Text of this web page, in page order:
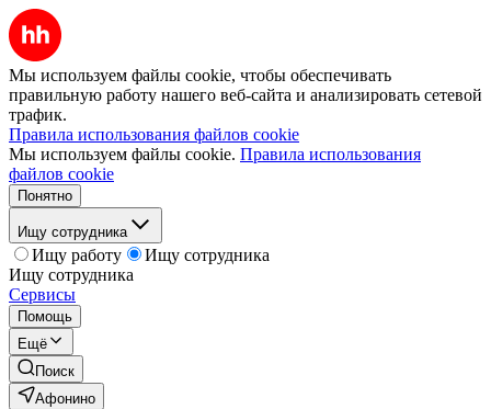
Мы используем файлы cookie, чтобы обеспечивать
правильную работу нашего веб-сайта и анализировать сетевой
трафик.
Правила использования файлов cookie
Мы используем файлы cookie. Правила использования
файлов cookie
Понятно
Ищу сотрудника
Ищу работу
Ищу сотрудника
Ищу сотрудника
Сервисы
Помощь
Ещё
Поиск
Афонино